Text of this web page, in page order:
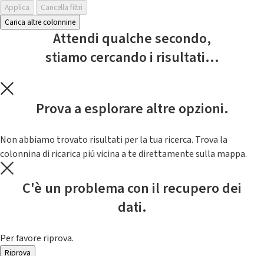
Applica
Cancella filtri
Carica altre colonnine
Attendi qualche secondo,
stiamo cercando i risultati...
Prova a esplorare altre opzioni.
Non abbiamo trovato risultati per la tua ricerca. Trova la
colonnina di ricarica piú vicina a te direttamente sulla mappa.
C'è un problema con il recupero dei
dati.
Per favore riprova.
Riprova